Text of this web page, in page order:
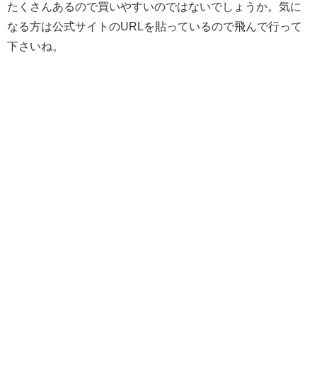
たくさんあるので買いやすいのではないでしょうか。気に
なる方は公式サイトのURLを貼っているので飛んで行って
下さいね。